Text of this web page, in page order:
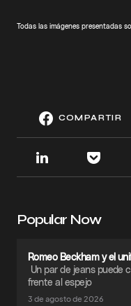
Todas las imágenes presentadas
COMPARTIR
Popular Now
Romeo Beckham y el
Un par de jeans puede
frente al espejo
3 de agosto de 2026